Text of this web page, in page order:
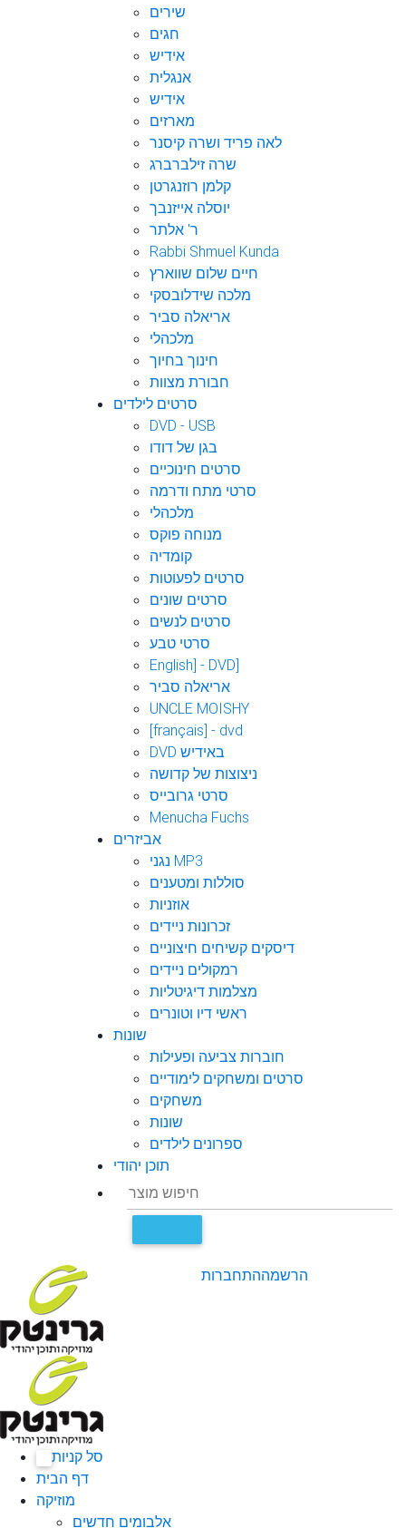
שירים
חגים
אידיש
אנגלית
אידיש
מארזים
לאה פריד ושרה קיסנר
שרה זילברברג
קלמן רוזנגרטן
יוסלה אייזנבך
ר' אלתר
Rabbi Shmuel Kunda
חיים שלום שווארץ
מלכה שידלובסקי
אריאלה סביר
מלכהלי
חינוך בחיוך
חבורת מצוות
סרטים לילדים
DVD - USB
בגן של דודו
סרטים חינוכיים
סרטי מתח ודרמה
מלכהלי
מנוחה פוקס
קומדיה
סרטים לפעוטות
סרטים שונים
סרטים לנשים
סרטי טבע
English] - DVD]
אריאלה סביר
UNCLE MOISHY
[français] - dvd
DVD באידיש
ניצוצות של קדושה
סרטי גרובייס
Menucha Fuchs
אביזרים
נגני MP3
סוללות ומטענים
אוזניות
זכרונות ניידים
דיסקים קשיחים חיצוניים
רמקולים ניידים
מצלמות דיגיטליות
ראשי דיו וטונרים
שונות
חוברות צביעה ופעילות
סרטים ומשחקים לימודיים
משחקים
שונות
ספרונים לילדים
תוכן יהודי
התחברותהרשמה
סל קניות
דף הבית
מוזיקה
אלבומים חדשים